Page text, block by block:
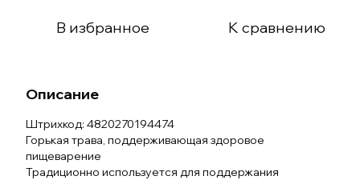
В избранное К сравнению
Описание
Штрихкод: 4820270194474
Горькая трава, поддерживающая здоровое
пищеварение
Традиционно используется для поддержания